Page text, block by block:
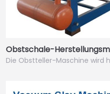
Obstschale-
Die Obstteller-Maschine wird